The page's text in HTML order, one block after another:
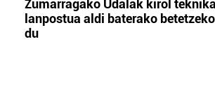
Zumarragako Udalak kirol
lanpostua aldi baterako
du